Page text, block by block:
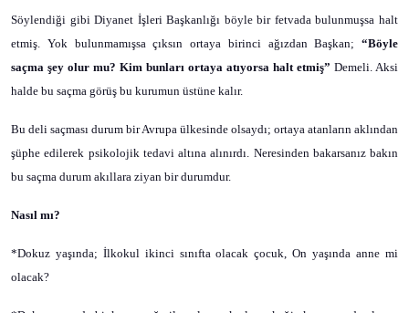
Söylendiği gibi Diyanet İşleri Başkanlığı böyle bir fetvada bulunmuşsa halt
etmiş. Yok bulunmamışsa çıksın ortaya birinci ağızdan Başkan; “Böyle
saçma şey olur mu? Kim bunları ortaya atıyorsa halt etmiş” Demeli. Aksi
halde bu saçma görüş bu kurumun üstüne kalır.
Bu deli saçması durum bir Avrupa ülkesinde olsaydı; ortaya atanların aklından
şüphe edilerek psikolojik tedavi altına alınırdı. Neresinden bakarsanız bakın
bu saçma durum akıllara ziyan bir durumdur.
Nasıl mı?
*Dokuz yaşında; İlkokul ikinci sınıfta olacak çocuk, On yaşında anne mi
olacak?